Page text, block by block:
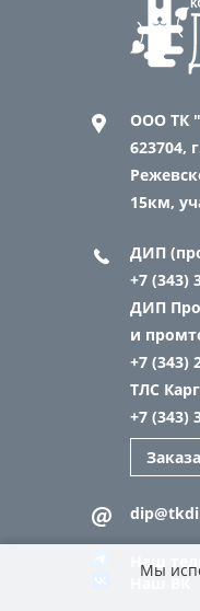
ООО ТК
623704,
15км,
ДИП
+7 (343)
ДИП
и
+7 (343)
ТЛС
+7 (343)
Наш
Наш ВК
Мы